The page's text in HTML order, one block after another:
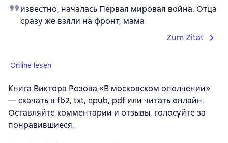
известно, началась Первая мировая война. Отца
сразу же взяли на фронт, мама
Zum Zitat
Online lesen
Книга Виктора Розова «В московском ополчении»
— скачать в fb2, txt, epub, pdf или читать онлайн.
Оставляйте комментарии и отзывы, голосуйте за
понравившиеся.